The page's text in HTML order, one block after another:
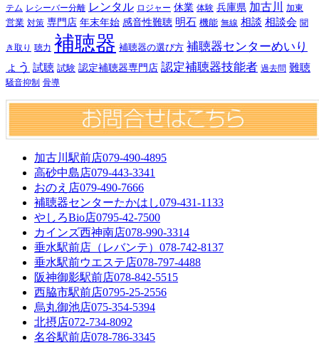
テム レシーバー分離 レンタル ロジャー 休業 体験 兵庫県 加古川 加東
営業 対策 専門店 年末年始 感音性難聴 明石 機能 無線 相談 相談会 聞
き取り 聴力 補聴器 補聴器の選び方 補聴器センターめいり
ょう 試聴 試験 認定補聴器専門店 認定補聴器技能者 過去問 難聴
騒音抑制 骨導
加古川駅前店079-490-4895
高砂中島店079-443-3341
おのえ店079-490-7666
補聴器センターたかはし079-431-1133
やしろBio店0795-42-7500
カインズ西神南店078-990-3314
垂水駅前店（レバンテ） 078-742-8137
垂水駅前ウエステ店078-797-4488
阪神御影駅前店078-842-5515
西脇市駅前店0795-25-2556
烏丸御池店075-354-5394
北摂店072-734-8092
名谷駅前店078-786-3345